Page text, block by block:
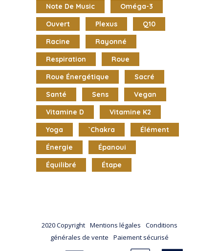
Note De Music
Oméga-3
Ouvert
Plexus
Q10
Racine
Rayonné
Respiration
Roue
Roue Énergétique
Sacré
Santé
Sens
Vegan
Vitamine D
Vitamine K2
Yoga
`chakra
Élément
Énergie
Épanoui
Équilibré
Étape
2020 Copyright Mentions légales
Conditions
générales de vente
Paiement sécurisé